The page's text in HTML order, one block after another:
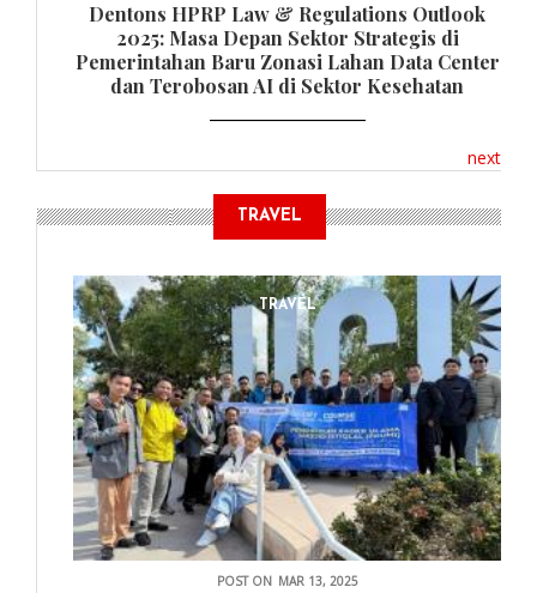
Dentons HPRP Law & Regulations Outlook
2025: Masa Depan Sektor Strategis di
Pemerintahan Baru Zonasi Lahan Data Center
dan Terobosan AI di Sektor Kesehatan
next
TRAVEL
TRAVEL
POST ON MAR 13, 2025